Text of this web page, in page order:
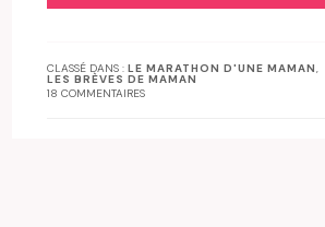
CLASSÉ DANS :LE MARATHON D'UNE MAMAN,
LES BRÈVES DE MAMAN
18 COMMENTAIRES